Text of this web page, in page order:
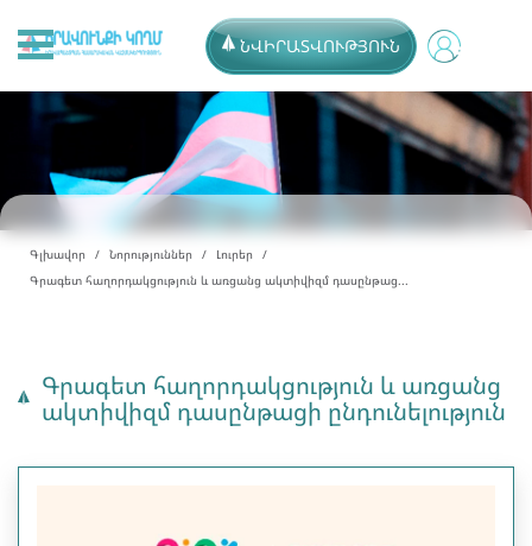
ՆՎԻՐԱՏՎՈՒԹՅՈՒՆ
Գլխավոր Նորություններ
Լուրեր
Գրագետ հաղորդակցություն և առցանց ակտիվիզմ դասընթաց...
Գրագետ հաղորդակցություն և առցանց
ակտիվիզմ դասընթացի ընդունելություն